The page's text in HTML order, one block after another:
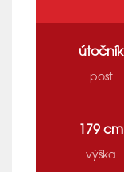
útočník
post
179 cm
výška